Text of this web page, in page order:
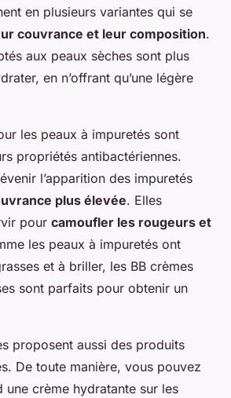
en plusieurs variantes qui se
couvrance et leur composition.
aux peaux sèches sont plus
en n’offrant qu’une légère
les peaux à impuretés sont
propriétés antibactériennes.
l’apparition des impuretés
plus élevée. Elles
pour camoufler les rougeurs et
les peaux à impuretés ont
et à briller, les BB crèmes
sont parfaits pour obtenir un
proposent aussi des produits
De toute manière, vous pouvez
une crème hydratante sur les